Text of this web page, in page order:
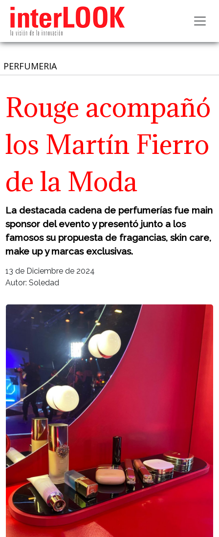
PERFUMERIA
Rouge acompañó
los Martín Fierro
de la Moda
La destacada cadena de perfumerías fue main
sponsor del evento y presentó junto a los
famosos su propuesta de fragancias, skin care,
make up y marcas exclusivas.
13 de Diciembre de 2024
Autor: Soledad